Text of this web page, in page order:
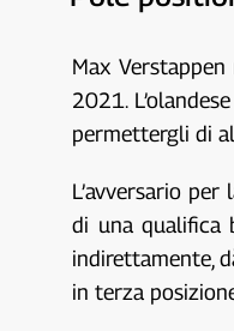
Max
2021.
permettergli di
L’avversario
di una qualifica
indirettamente,
in terza